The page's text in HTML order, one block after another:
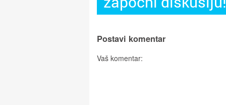
Postavi komentar
Vaš komentar: